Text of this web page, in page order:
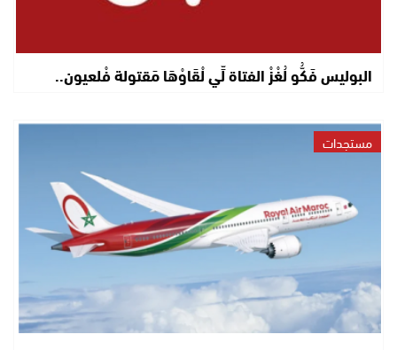
البوليس فَكُّو لُغْزْ الفتاة لِّي لْقَاوْهَا مَقتولة فْلعيون..
مستجدات